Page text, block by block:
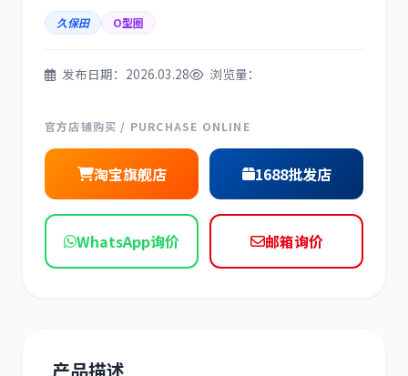
洋马
久保田 O型圈
发布日期：2026.03.28 浏览量：
官方店铺购买 / PURCHASE ONLINE
淘宝旗舰店 1688批发店
WhatsApp询价 邮箱询价
产品描述